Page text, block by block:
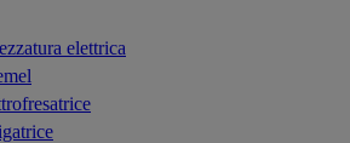
elettrica